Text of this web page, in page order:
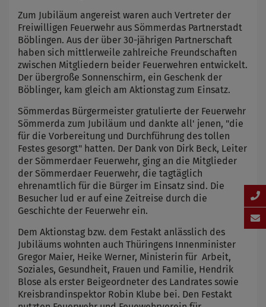
Zum Jubiläum angereist waren auch Vertreter der
Freiwilligen Feuerwehr aus Sömmerdas Partnerstadt
Böblingen. Aus der über 30-jährigen Partnerschaft
haben sich mittlerweile zahlreiche Freundschaften
zwischen Mitgliedern beider Feuerwehren entwickelt.
Der übergroße Sonnenschirm, ein Geschenk der
Böblinger, kam gleich am Aktionstag zum Einsatz.
Sömmerdas Bürgermeister gratulierte der Feuerwehr
Sömmerda zum Jubiläum und dankte all' jenen, "die
für die Vorbereitung und Durchführung des tollen
Festes gesorgt" hatten. Der Dank von Dirk Beck, Leiter
der Sömmerdaer Feuerwehr, ging an die Mitglieder
der Sömmerdaer Feuerwehr, die tagtäglich
ehrenamtlich für die Bürger im Einsatz sind. Die
Besucher lud er auf eine Zeitreise durch die
Geschichte der Feuerwehr ein.
Dem Aktionstag bzw. dem Festakt anlässlich des
Jubiläums wohnten auch Thüringens Innenminister
Gregor Maier, Heike Werner, Ministerin für Arbeit,
Soziales, Gesundheit, Frauen und Familie, Hendrik
Blose als erster Beigeordneter des Landrates sowie
Kreisbrandinspektor Robin Klube bei. Den Festakt